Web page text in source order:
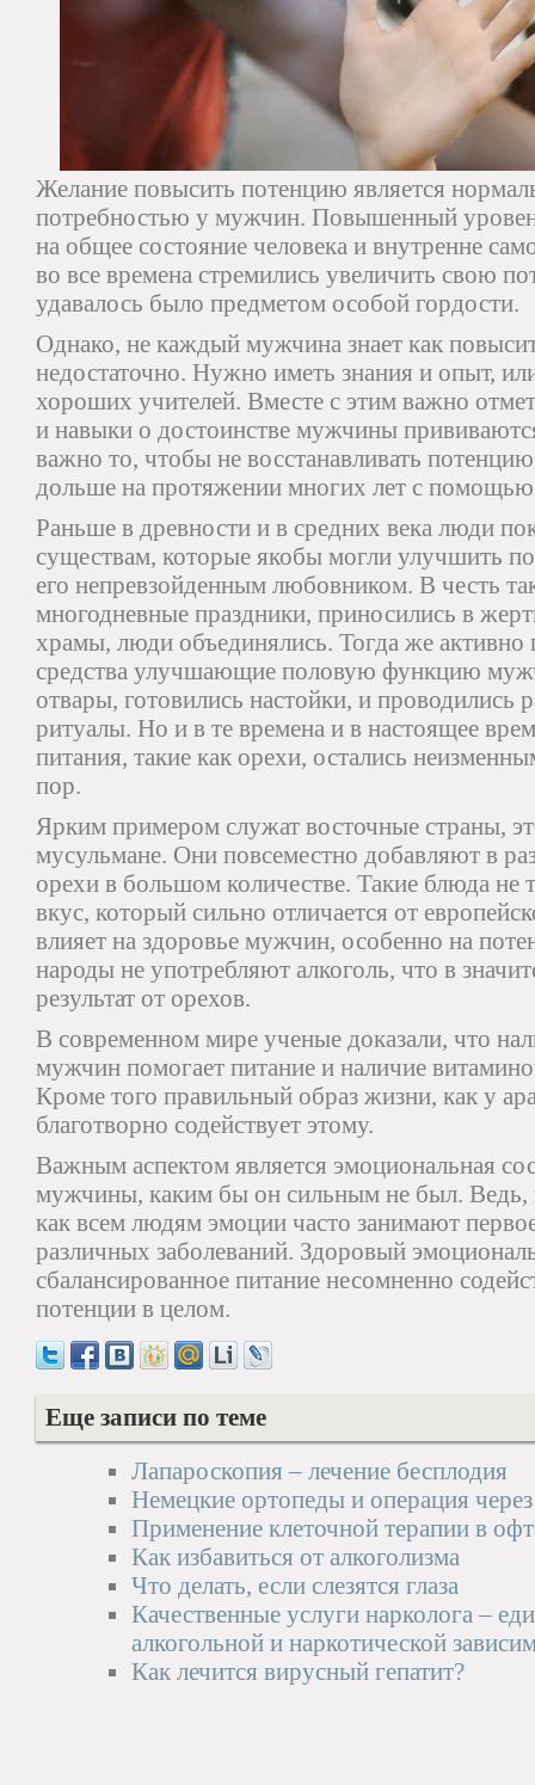
Желание повысить потенцию является
потребностью у мужчин. Повышенный
на общее состояние человека и внутренне
во все времена стремились увеличить свою
удавалось было предметом особой гордости.
Однако, не каждый мужчина знает как
недостаточно. Нужно иметь знания и опыт,
хороших учителей. Вместе с этим важно
и навыки о достоинстве мужчины
важно то, чтобы не восстанавливать
дольше на протяжении многих лет с
Раньше в древности и в средних века люди
существам, которые якобы могли улучшить
его непревзойденным любовником. В честь
многодневные праздники, приносились в
храмы, люди объединялись. Тогда же
средства улучшающие половую функцию
отвары, готовились настойки, и проводились
ритуалы. Но и в те времена и в настоящее
питания, такие как орехи, остались
пор.
Ярким примером служат восточные страны,
мусульмане. Они повсеместно добавляют в
орехи в большом количестве. Такие блюда не
вкус, который сильно отличается от
влияет на здоровье мужчин, особенно на
народы не употребляют алкоголь, что в
результат от орехов.
В современном мире ученые доказали, что
мужчин помогает питание и наличие
Кроме того правильный образ жизни, как у
благотворно содействует этому.
Важным аспектом является эмоциональная
мужчины, каким бы он сильным не был. Ведь,
как всем людям эмоции часто занимают
различных заболеваний. Здоровый
сбалансированное питание несомненно
потенции в целом.
Еще записи по теме
Лапароскопия – лечение бесплодия
Немецкие ортопеды и операция
Применение клеточной терапии в
Как избавиться от алкоголизма
Что делать, если слезятся глаза
Качественные услуги нарколога –
алкогольной и наркотической
Как лечится вирусный гепатит?